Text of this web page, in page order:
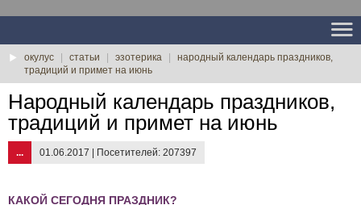
окулус статьи эзотерика
народный календарь праздников,
традиций и примет на июнь
Народный календарь праздников,
традиций и примет на июнь
... 01.06.2017 | Посетителей: 207397
КАКОЙ СЕГОДНЯ ПРАЗДНИК?